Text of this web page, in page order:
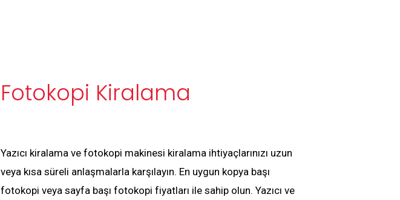
Fotokopi Kiralama
Yazıcı kiralama ve fotokopi makinesi kiralama ihtiyaçlarınızı uzun
veya kısa süreli anlaşmalarla karşılayın. En uygun kopya başı
fotokopi veya sayfa başı fotokopi fiyatları ile sahip olun. Yazıcı ve